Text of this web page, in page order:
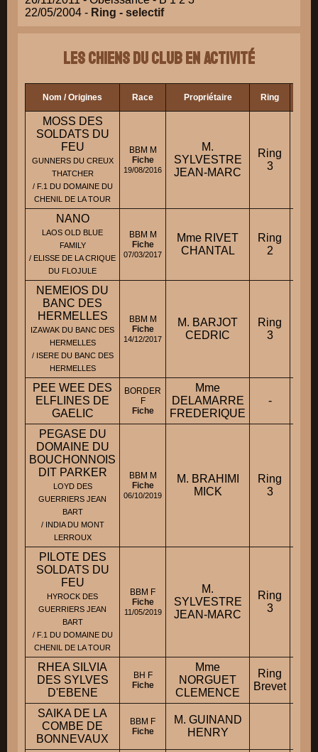
22/05/2004 - Ring - selectif
Les chiens du club en activité
Nom / Origines Race Propriétaire Ring
MOSS DES
SOLDATS DU
FEU
GUNNERS DU CREUX
THATCHER
/ F.1 DU DOMAINE DU
CHENIL DE LA TOUR
BBM M
Fiche
19/08/2016
M.
SYLVESTRE
JEAN-MARC
Ring
3
NANO
LAOS OLD BLUE
FAMILY
/ ELISSE DE LA CRIQUE
DU FLOJULE
BBM M
Fiche
07/03/2017
Mme RIVET
CHANTAL
Ring
2
NEMEIOS DU
BANC DES
HERMELLES
IZAWAK DU BANC DES
HERMELLES
/ ISERE DU BANC DES
HERMELLES
BBM M
Fiche
14/12/2017
M. BARJOT
CEDRIC
Ring
3
PEE WEE DES
ELFLINES DE
GAELIC
BORDER
F
Fiche
Mme
DELAMARRE
FREDERIQUE
-
PEGASE DU
DOMAINE DU
BOUCHONNOIS
DIT PARKER
LOYD DES
GUERRIERS JEAN
BART
/ INDIA DU MONT
LERROUX
BBM M
Fiche
06/10/2019
M. BRAHIMI
MICK
Ring
3
PILOTE DES
SOLDATS DU
FEU
HYROCK DES
GUERRIERS JEAN
BART
/ F.1 DU DOMAINE DU
CHENIL DE LA TOUR
BBM F
Fiche
11/05/2019
M.
SYLVESTRE
JEAN-MARC
Ring
3
RHEA SILVIA
DES SYLVES
D'EBENE
BH F
Fiche
Mme
NORGUET
CLEMENCE
Ring
Brevet
SAIKA DE LA
COMBE DE
BONNEVAUX
BBM F
Fiche
M. GUINAND
HENRY